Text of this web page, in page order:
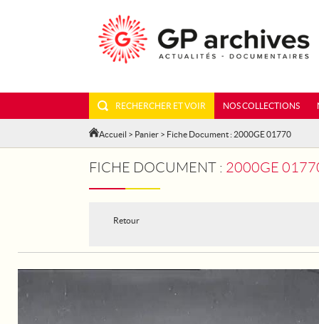
RECHERCHER ET VOIR NOS COLLECTIONS
Accueil > Panier > Fiche Document : 2000GE 01770
FICHE DOCUMENT : 2000GE 01770 -
Retour